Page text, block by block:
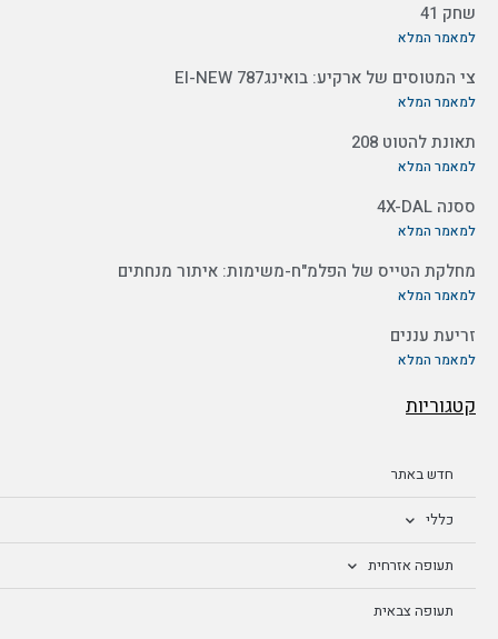
שחק 41
למאמר המלא
צי המטוסים של ארקיע: בואינג787 EI-NEW
למאמר המלא
תאונת להטוט 208
למאמר המלא
ססנה 4X-DAL
למאמר המלא
מחלקת הטייס של הפלמ"ח-משימות: איתור מנחתים
למאמר המלא
זריעת עננים
למאמר המלא
קטגוריות
חדש באתר
כללי
תעופה אזרחית
תעופה צבאית